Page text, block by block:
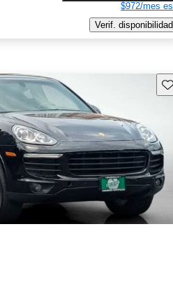
$972/mes
Verif. disponibilidad